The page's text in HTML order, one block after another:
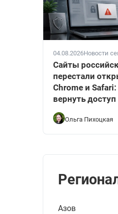
04.08.2026Новости
Сайты
перестали
Chrome и
вернуть доступ
Ольга Пихоцкая
Азов